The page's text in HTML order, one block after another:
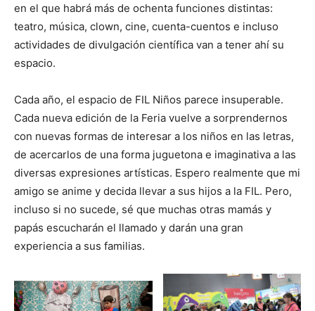
en el que habrá más de ochenta funciones distintas:
teatro, música, clown, cine, cuenta-cuentos e incluso
actividades de divulgación científica van a tener ahí su
espacio.
Cada año, el espacio de FIL Niños parece insuperable.
Cada nueva edición de la Feria vuelve a sorprendernos
con nuevas formas de interesar a los niños en las letras,
de acercarlos de una forma juguetona e imaginativa a las
diversas expresiones artísticas. Espero realmente que mi
amigo se anime y decida llevar a sus hijos a la FIL. Pero,
incluso si no sucede, sé que muchas otras mamás y
papás escucharán el llamado y darán una gran
experiencia a sus familias.